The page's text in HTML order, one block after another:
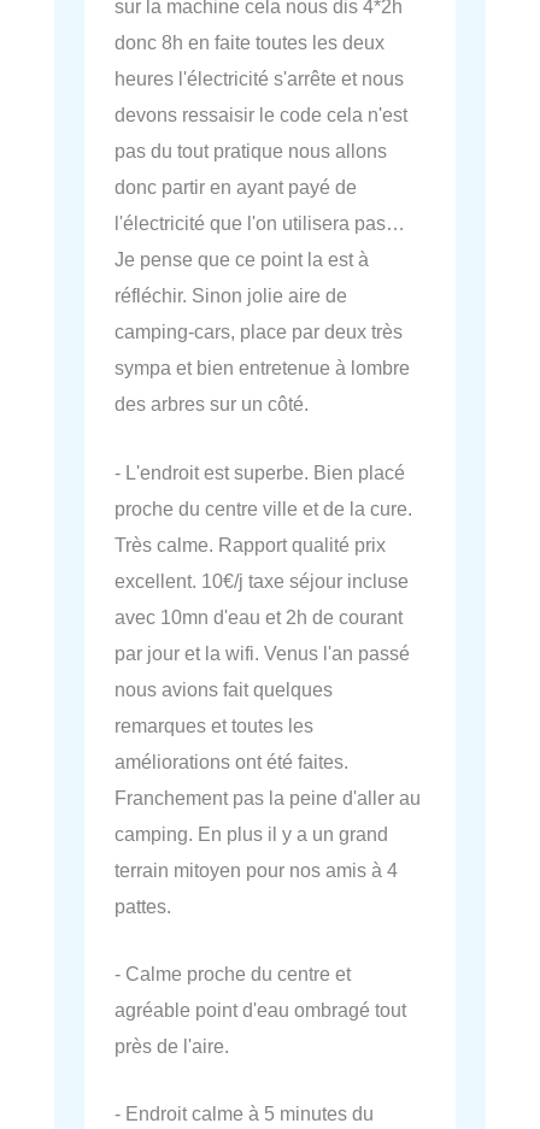
sur la machine cela nous dis 4*2h
donc 8h en faite toutes les deux
heures l'électricité s'arrête et nous
devons ressaisir le code cela n'est
pas du tout pratique nous allons
donc partir en ayant payé de
l'électricité que l'on utilisera pas…
Je pense que ce point la est à
réfléchir. Sinon jolie aire de
camping-cars, place par deux très
sympa et bien entretenue à lombre
des arbres sur un côté.
- L'endroit est superbe. Bien placé
proche du centre ville et de la cure.
Très calme. Rapport qualité prix
excellent. 10€/j taxe séjour incluse
avec 10mn d'eau et 2h de courant
par jour et la wifi. Venus l'an passé
nous avions fait quelques
remarques et toutes les
améliorations ont été faites.
Franchement pas la peine d'aller au
camping. En plus il y a un grand
terrain mitoyen pour nos amis à 4
pattes.
- Calme proche du centre et
agréable point d'eau ombragé tout
près de l'aire.
- Endroit calme à 5 minutes du